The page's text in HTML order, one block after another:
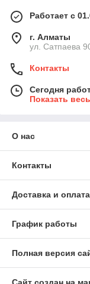
Работает с
г. Алматы
ул. Сатпаева
Контакты
Сегодня
Показать
О нас
Контакты
Доставка и оплата
График работы
Полная версия